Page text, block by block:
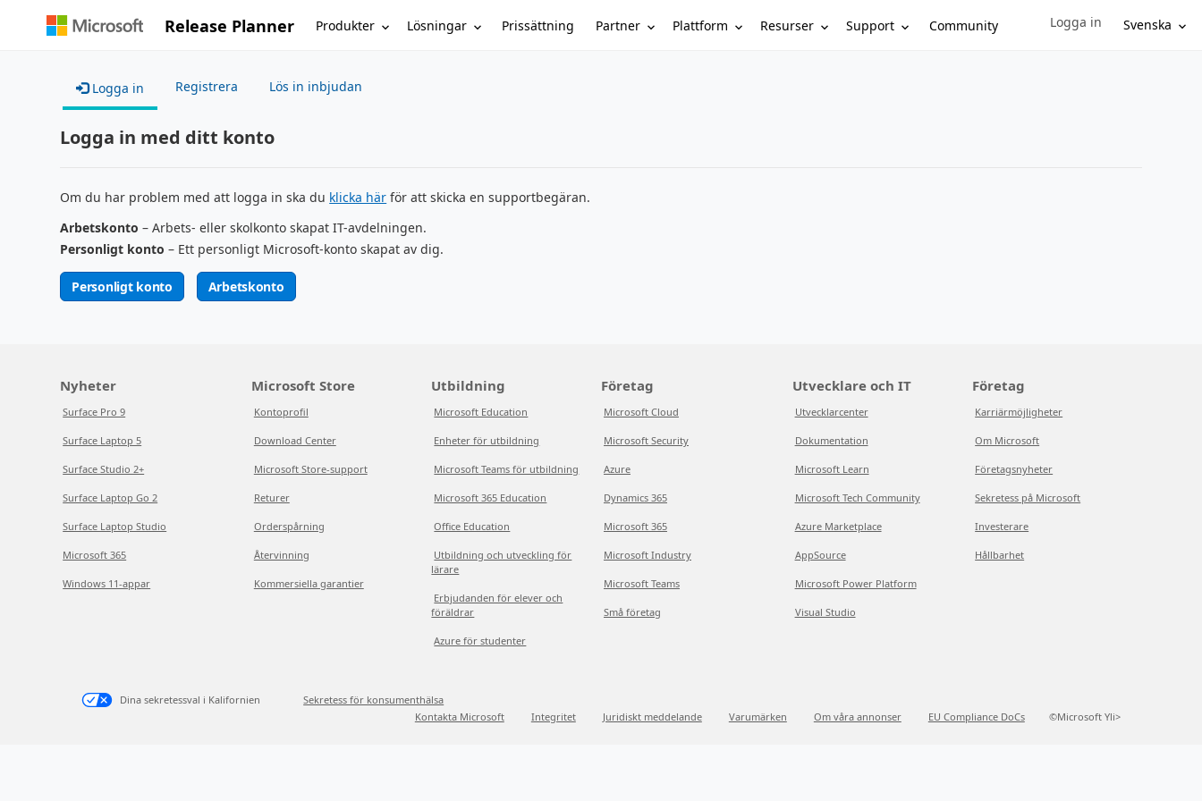
Release Planner Produkter Lösningar Prissättning Partner Plattform Resurser Support Community Sign in to your account
Logga in Svenska
Logga in Registrera Lös in inbjudan
Logga in med ditt konto
Om du har problem med att logga in ska du klicka här för att skicka en supportbegäran.
Arbetskonto – Arbets- eller skolkonto skapat IT-avdelningen.
Personligt konto – Ett personligt Microsoft-konto skapat av dig.
Personligt konto Arbetskonto
Nyheter
Surface Pro 9
Surface Laptop 5
Surface Studio 2+
Surface Laptop Go 2
Surface Laptop Studio
Microsoft 365
Windows 11-appar
Microsoft Store
Kontoprofil
Download Center
Microsoft Store-support
Returer
Orderspårning
Återvinning
Kommersiella garantier
Utbildning
Microsoft Education
Enheter för utbildning
Microsoft Teams för utbildning
Microsoft 365 Education
Office Education
Utbildning och utveckling för
lärare
Erbjudanden för elever och
föräldrar
Azure för studenter
Företag
Microsoft Cloud
Microsoft Security
Azure
Dynamics 365
Microsoft 365
Microsoft Industry
Microsoft Teams
Små företag
Utvecklare och IT
Utvecklarcenter
Dokumentation
Microsoft Learn
Microsoft Tech Community
Azure Marketplace
AppSource
Microsoft Power Platform
Visual Studio
Företag
Karriärmöjligheter
Om Microsoft
Företagsnyheter
Sekretess på Microsoft
Investerare
Hållbarhet
Dina sekretessval i Kalifornien
Sekretess för konsumenthälsa
Kontakta Microsoft
Integritet Juridiskt meddelande Varumärken Om våra annonser EU Compliance DoCs ©Microsoft Yli>